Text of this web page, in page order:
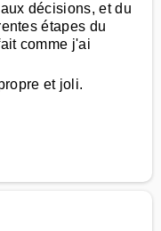
décisions, et du
étapes du
comme j'ai
et joli.